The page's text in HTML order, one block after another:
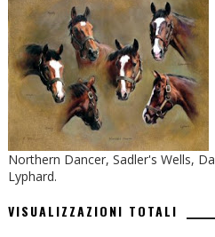
Northern Dancer, Sadler's Wells,
Lyphard.
VISUALIZZAZIONI TOTALI